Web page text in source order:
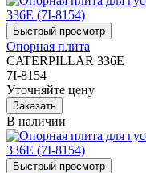
Опорная плита
CATERPILLAR 336E
7I-8154
Уточняйте цену
В наличии